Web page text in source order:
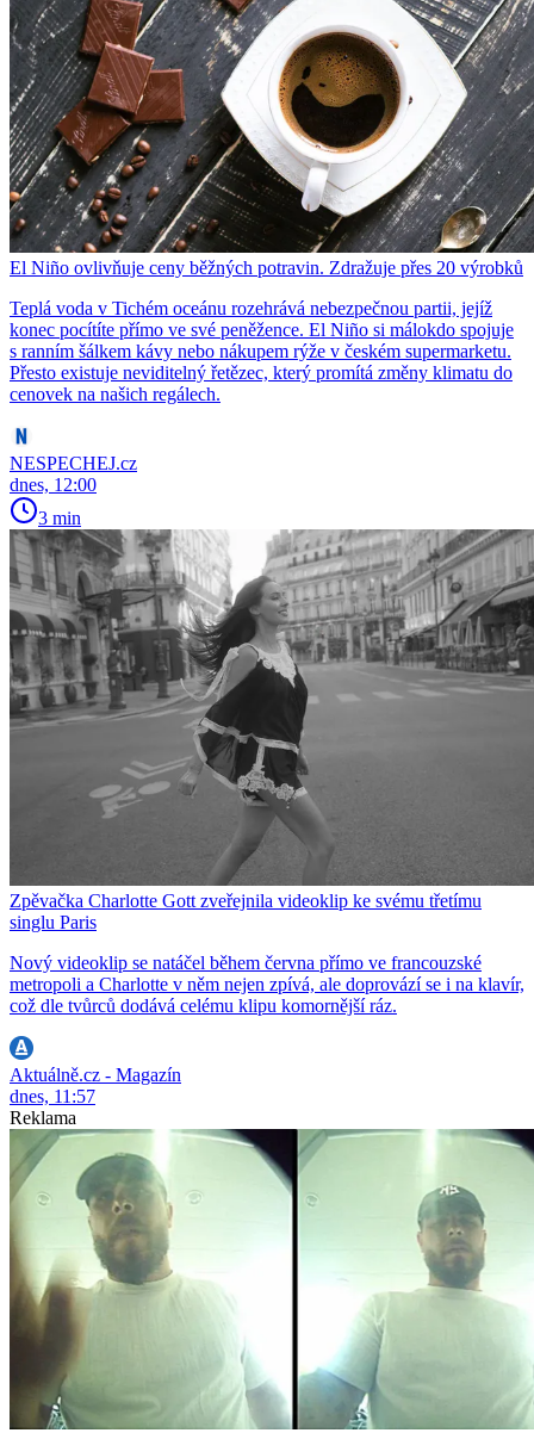
El Niño ovlivňuje ceny běžných potravin. Zdražuje přes 20 výrobků
Teplá voda v Tichém oceánu rozehrává nebezpečnou partii, jejíž
konec pocítíte přímo ve své peněžence. El Niño si málokdo spojuje
s ranním šálkem kávy nebo nákupem rýže v českém supermarketu.
Přesto existuje neviditelný řetězec, který promítá změny klimatu do
cenovek na našich regálech.
NESPECHEJ.cz
dnes, 12:00
3 min
Zpěvačka Charlotte Gott zveřejnila videoklip ke svému třetímu
singlu Paris
Nový videoklip se natáčel během června přímo ve francouzské
metropoli a Charlotte v něm nejen zpívá, ale doprovází se i na klavír,
což dle tvůrců dodává celému klipu komornější ráz.
Aktuálně.cz - Magazín
dnes, 11:57
Reklama